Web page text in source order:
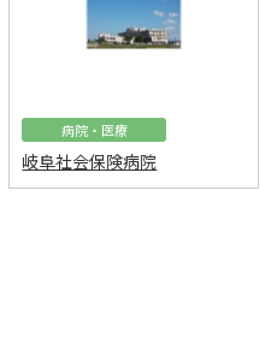
病院・医療
岐阜社会保険病院